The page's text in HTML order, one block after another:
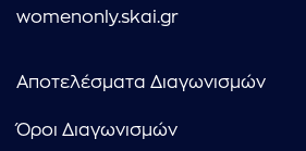
womenonly.skai.gr
Αποτελέσματα Διαγωνισμών
Όροι Διαγωνισμών